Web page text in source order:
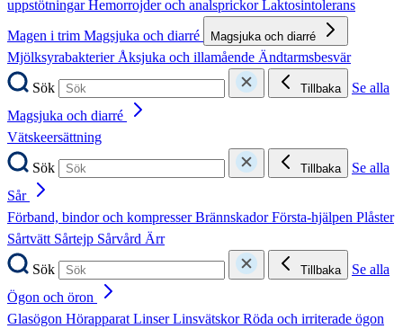
uppstötningarHemorrojder och analsprickorLaktosintolerans
Magen i trim Magsjuka och diarré Magsjuka och diarré
MjölksyrabakterierÅksjuka och illamående Ändtarmsbesvär
Sök
Tillbaka
Se alla
Magsjuka och diarré
Vätskeersättning
Sök
Tillbaka
Se alla
Sår
Förband, bindor och kompresserBrännskadorFörsta-hjälpen Plåster
Sårtvätt Sårtejp Sårvård Ärr
Sök
Tillbaka
Se alla
Ögon och öron
Glasögon HörapparatLinserLinsvätskorRöda och irriterade ögon